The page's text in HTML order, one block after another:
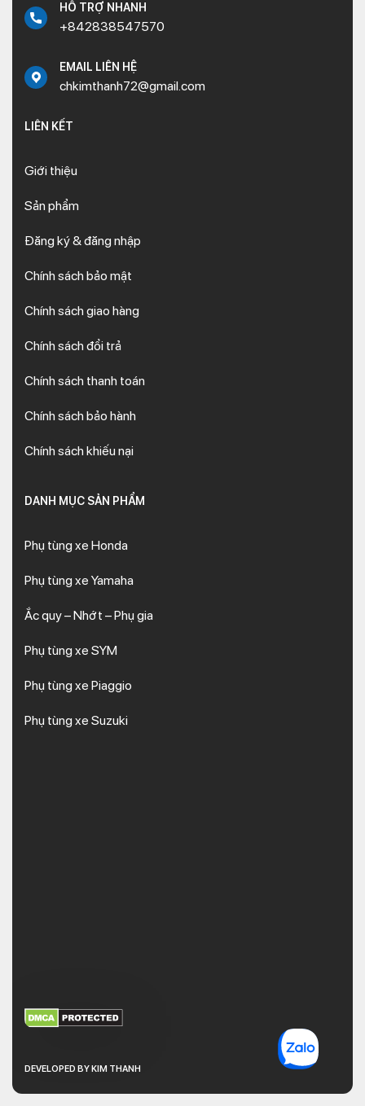
HỖ TRỢ NHANH
+842838547570
EMAIL LIÊN HỆ
chkimthanh72@gmail.com
LIÊN KẾT
Giới thiệu
Sản phẩm
Đăng ký & đăng nhập
Chính sách bảo mật
Chính sách giao hàng
Chính sách đổi trả
Chính sách thanh toán
Chính sách bảo hành
Chính sách khiếu nại
DANH MỤC SẢN PHẨM
Phụ tùng xe Honda
Phụ tùng xe Yamaha
Ắc quy – Nhớt – Phụ gia
Phụ tùng xe SYM
Phụ tùng xe Piaggio
Phụ tùng xe Suzuki
DEVELOPED BY KIM THANH
XEM THÊM